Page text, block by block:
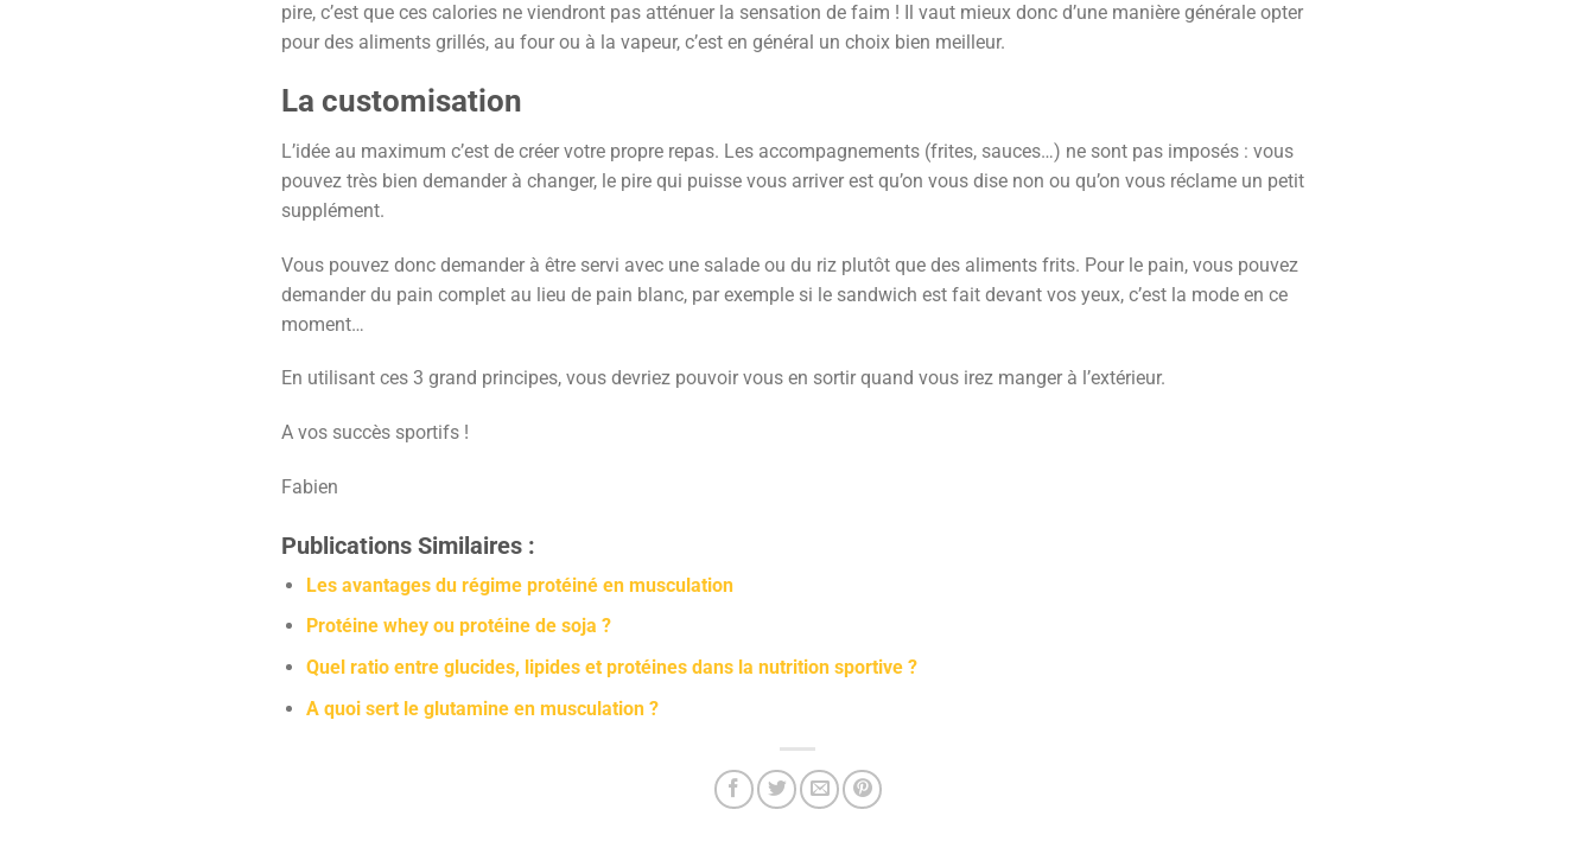
pire, c’est que ces calories ne viendront pas atténuer la sensation de faim ! Il vaut mieux donc d’une manière générale opter
pour des aliments grillés, au four ou à la vapeur, c’est en général un choix bien meilleur.
La customisation
L’idée au maximum c’est de créer votre propre repas. Les accompagnements (frites, sauces…) ne sont pas imposés : vous
pouvez très bien demander à changer, le pire qui puisse vous arriver est qu’on vous dise non ou qu’on vous réclame un petit
supplément.
Vous pouvez donc demander à être servi avec une salade ou du riz plutôt que des aliments frits. Pour le pain, vous pouvez
demander du pain complet au lieu de pain blanc, par exemple si le sandwich est fait devant vos yeux, c’est la mode en ce
moment…
En utilisant ces 3 grand principes, vous devriez pouvoir vous en sortir quand vous irez manger à l’extérieur.
A vos succès sportifs !
Fabien
Publications Similaires :
Les avantages du régime protéiné en musculation
Protéine whey ou protéine de soja ?
Quel ratio entre glucides, lipides et protéines dans la nutrition sportive ?
A quoi sert le glutamine en musculation ?